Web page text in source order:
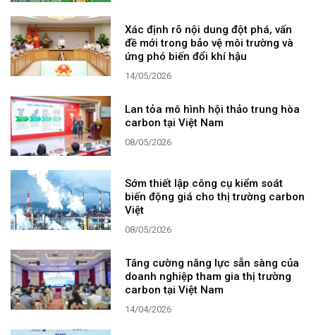
Xác định rõ nội dung đột phá, vấn
đề mới trong bảo vệ môi trường và
ứng phó biến đổi khí hậu
14/05/2026
Lan tỏa mô hình hội thảo trung hòa
carbon tại Việt Nam
08/05/2026
Sớm thiết lập công cụ kiểm soát
biến động giá cho thị trường carbon
Việt
08/05/2026
Tăng cường năng lực sẵn sàng của
doanh nghiệp tham gia thị trường
carbon tại Việt Nam
14/04/2026